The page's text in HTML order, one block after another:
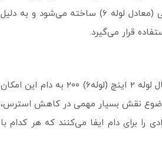
بهینه‌سازی فضا و ارتقای سطح بهداشت و تولید طراحی شده است. این فری‌استال با طول ۲۰۰ سانتی‌متر از لوله فولادی ۲ اینچی (معادل لوله ۶) ساخته می‌شود و به دلیل
قرار می‌گیرد.
در دامداری‌های مدرن، استفاده از فری‌استال‌ها برای نگهداری گاوهای شیری یک ضرورت است نه انتخاب. طراحی اصولی فری استال لوله 2 اینچ (لوله6) 200 به دام این امکان
موضوع نقش بسیار مهمی در کاهش استرس،
را برای دام ایفا می‌کنند که هر کدام با